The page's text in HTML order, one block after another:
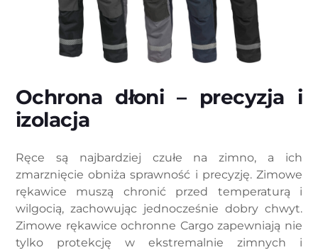
Ochrona dłoni – precyzja i
izolacja
Ręce są najbardziej czułe na zimno, a ich
zmarznięcie obniża sprawność i precyzję. Zimowe
rękawice muszą chronić przed temperaturą i
wilgocią, zachowując jednocześnie dobry chwyt.
Zimowe rękawice ochronne Cargo zapewniają nie
tylko protekcję w ekstremalnie zimnych i